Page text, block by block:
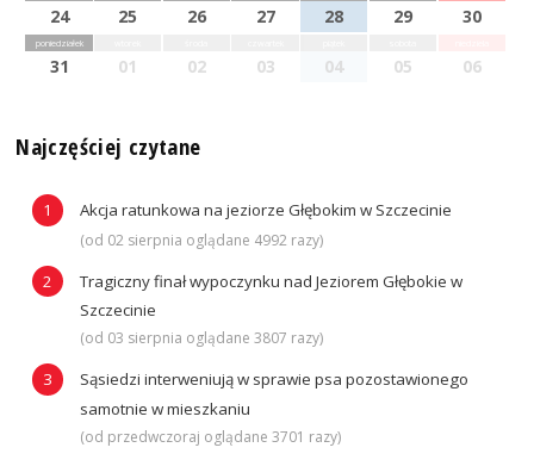
24 25 26 27 28 29 30
poniedziałek
31 01 02 03 04 05 06
Najczęściej czytane
Akcja ratunkowa na jeziorze Głębokim w Szczecinie
(od 02 sierpnia oglądane 4992 razy)
Tragiczny finał wypoczynku nad Jeziorem Głębokie w
Szczecinie
(od 03 sierpnia oglądane 3807 razy)
Sąsiedzi interweniują w sprawie psa pozostawionego
samotnie w mieszkaniu
(od przedwczoraj oglądane 3701 razy)